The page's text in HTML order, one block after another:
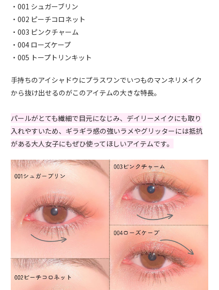
・001 シュガーブリン
・002 ピーチコロネット
・003 ピンクチャーム
・004 ローズケープ
・005 トープトリンキット
手持ちのアイシャドウにプラスワンでいつものマンネリメイク
から抜け出せるのがこのアイテムの大きな特長。
パールがとても繊細で目元になじみ、デイリーメイクにも取り
入れやすいため、ギラギラ感の強いラメやグリッターには抵抗
がある大人女子にもぜひ使ってほしいアイテムです。